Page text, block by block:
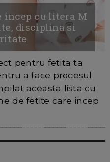
incep cu litera M
disciplina si
pentru fetita ta
a face procesul
aceasta lista cu
de fetite care incep